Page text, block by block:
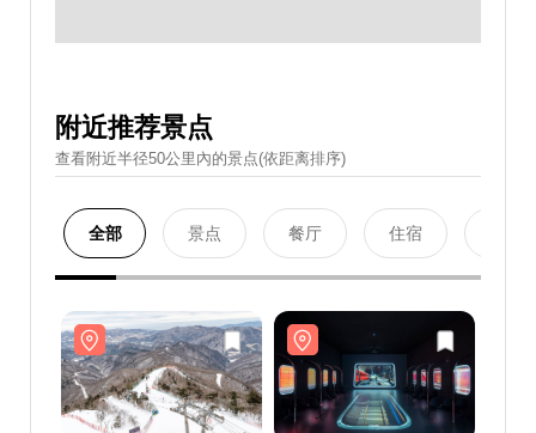
附近推荐景点
查看附近半径50公里內的景点(依距离排序)
全部 景点 餐厅 住宿